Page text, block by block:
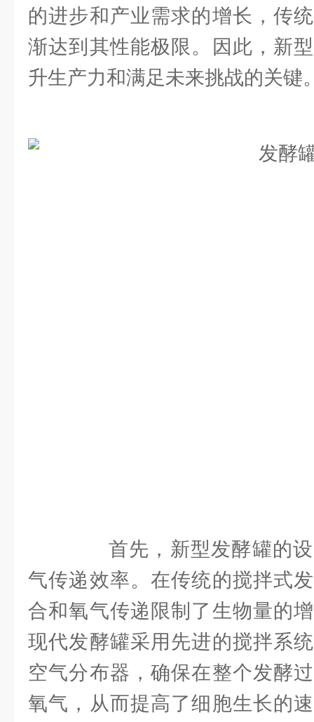
的进步和产业需求的增长，传
渐达到其性能极限。因此，新型
升生产力和满足未来挑战的关键
首先，新型发酵罐的设
气传递效率。在传统的搅拌式
合和氧气传递限制了生物量的
现代发酵罐采用先进的搅拌系
空气分布器，确保在整个发酵
氧气，从而提高了细胞生长的